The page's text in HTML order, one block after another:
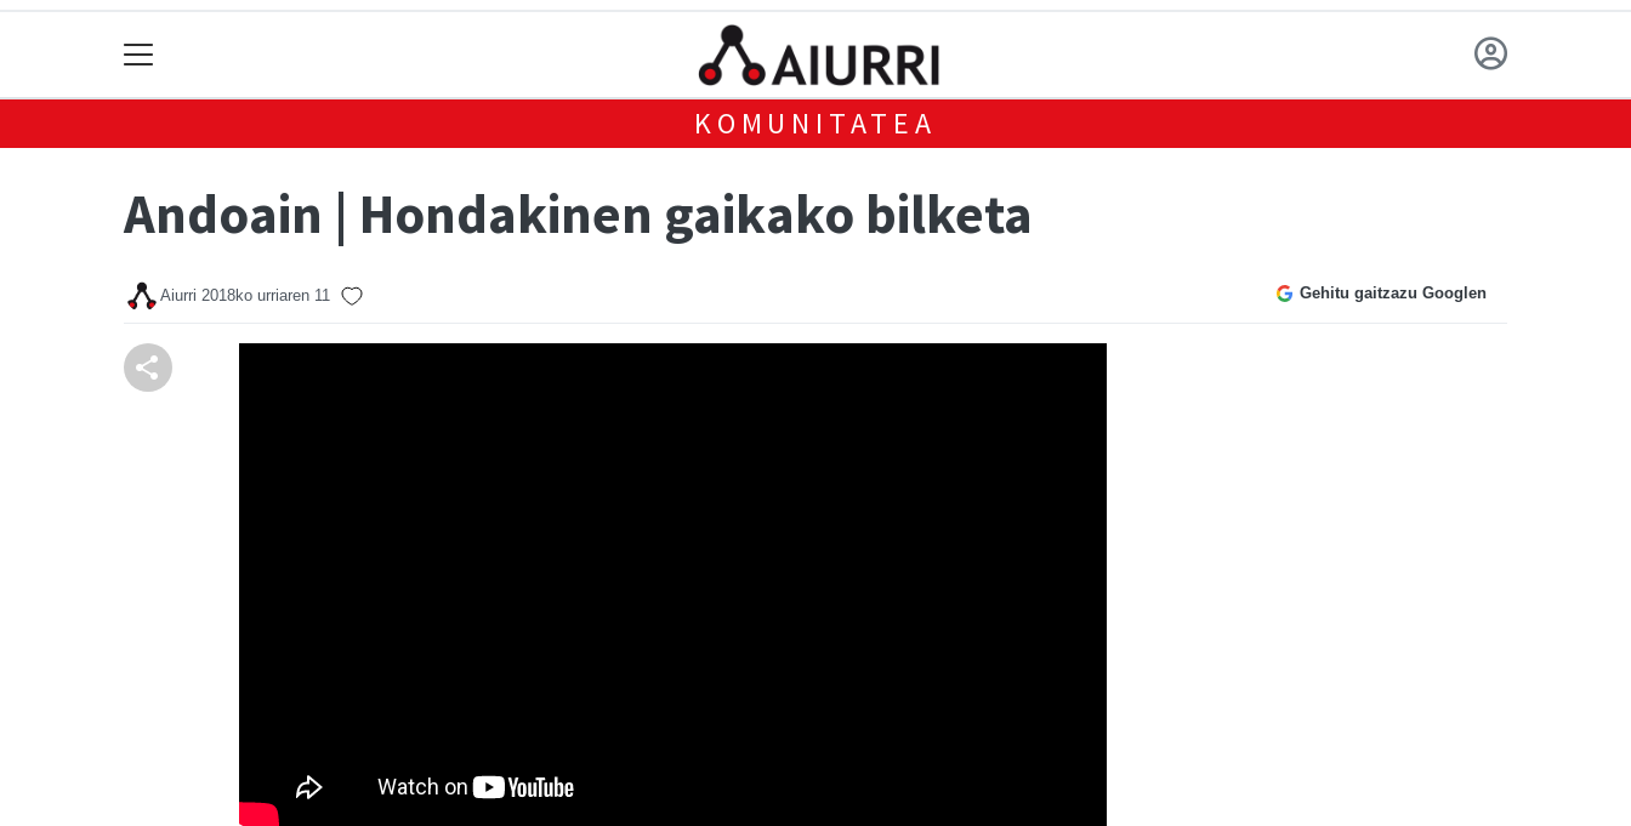
KOMUNITATEA
Andoain | Hondakinen gaikako bilketa
Aiurri 2018ko urriaren 11 Gehitu gaitzazu Googlen